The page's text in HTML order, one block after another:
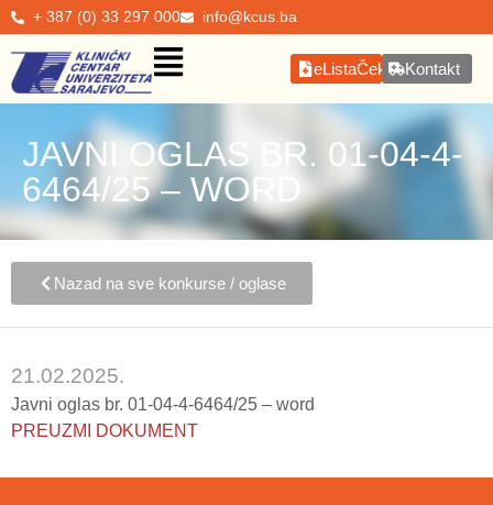
+ 387 (0) 33 297 000 info@kcus.ba
eListaČekanjaKontakt
JAVNI OGLAS BR. 01-04-4-
6464/25 – WORD
Nazad na sve konkurse / oglase
21.02.2025.
Javni oglas br. 01-04-4-6464/25 – word
PREUZMI DOKUMENT